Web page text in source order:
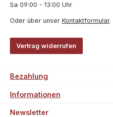
Sa 09:00 - 13:00 Uhr
Oder über unser Kontaktformular.
Vertrag widerrufen
Bezahlung
Informationen
Newsletter